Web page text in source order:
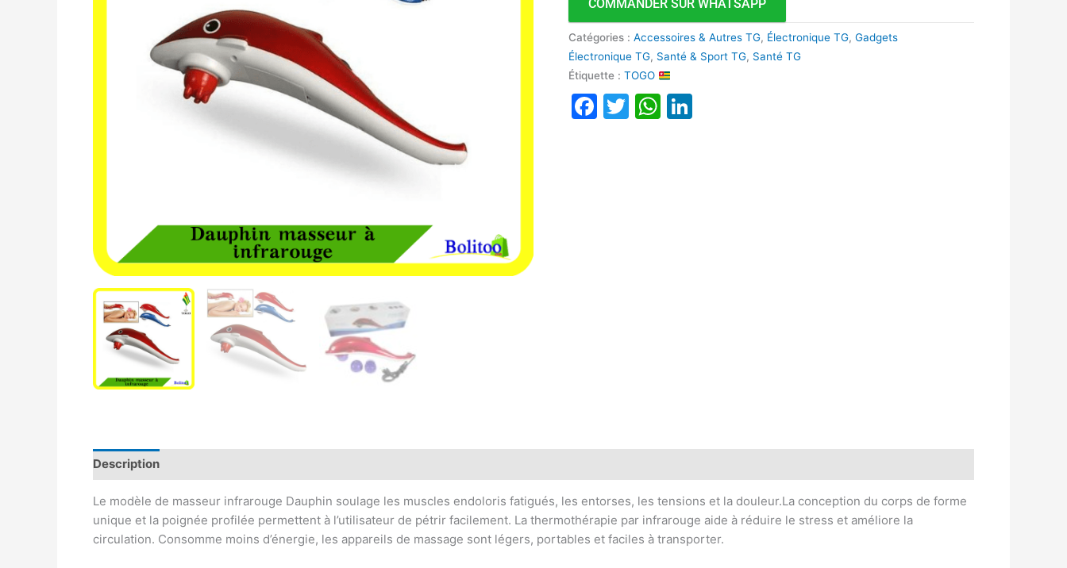
COMMANDER SUR WHATSAPP
Catégories :Accessoires & Autres TG, Électronique TG,Gadgets
Électronique TG, Santé & Sport TG, Santé TG
Étiquette :TOGO
Facebook
TwitterWhatsApp
Description
Le modèle de masseur infrarouge Dauphin soulage les muscles endoloris fatigués, les entorses, les tensions et la douleur.La conception du corps de forme
unique et la poignée profilée permettent à l’utilisateur de pétrir facilement. La thermothérapie par infrarouge aide à réduire le stress et améliore la
circulation. Consomme moins d’énergie, les appareils de massage sont légers, portables et faciles à transporter.